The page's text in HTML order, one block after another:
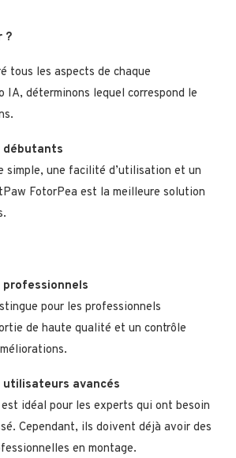
?
tous les aspects de chaque
IA, déterminons lequel correspond le
débutants
simple, une facilité d’utilisation et un
FotorPea est la meilleure solution
professionnels
pour les professionnels
de haute qualité et un contrôle
utilisateurs avancés
idéal pour les experts qui ont besoin
Cependant, ils doivent déjà avoir des
en montage.